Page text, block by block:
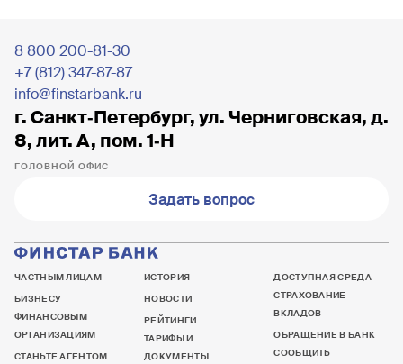
8 800 200-81-30
+7 (812) 347-87-87
info@finstarbank.ru
г. Санкт‐Петербург, ул. Черниговская, д.
8, лит. А, пом. 1‐Н
ГОЛОВНОЙ ОФИС
Задать вопрос
ЧАСТНЫМ ЛИЦАМ
БИЗНЕСУ
ФИНАНСОВЫМ
ОРГАНИЗАЦИЯМ
СТАНЬТЕ АГЕНТОМ
ИСТОРИЯ
НОВОСТИ
РЕЙТИНГИ
ТАРИФЫ И
ДОКУМЕНТЫ
ДОСТУПНАЯ СРЕДА
СТРАХОВАНИЕ
ВКЛАДОВ
ОБРАЩЕНИЕ В БАНК
СООБЩИТЬ